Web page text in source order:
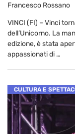
Francesco Rossano
VINCI (FI) – Vinci
dell’Unicorno. La
edizione, è stata
appassionati di …
CULTURA E